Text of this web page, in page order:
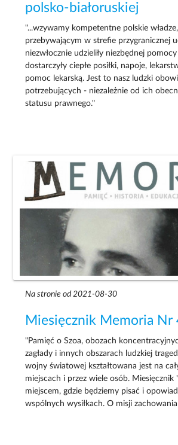
polsko-białoruskiej
"...wzywamy kompetentne polskie
przebywającym w strefie przygranicznej
niezwłocznie udzieliły niezbędnej
dostarczyły ciepłe posiłki, napoje,
pomoc lekarską. Jest to nasz ludzki
potrzebujących - niezależnie od ich
statusu prawnego."
Na stronie od 2021-08-30
Miesięcznik Memoria Nr
"Pamięć o Szoa, obozach
zagłady i innych obszarach ludzkiej
wojny światowej kształtowana jest na
miejscach i przez wiele osób.
miejscem, gdzie będziemy pisać i
wspólnych wysiłkach. O misji